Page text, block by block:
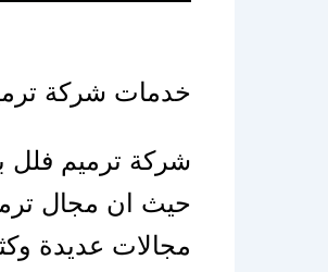
خدمات شركة
شركة ترميم فلل
حيث ان مجال
مجالات عديدة